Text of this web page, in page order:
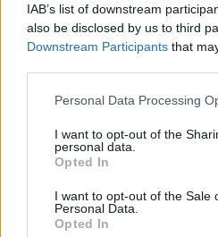
IAB’s list of downstream
also be disclosed by us to third
Downstream Participants that
Please note that this website/
not limited to your visit or usage
grant or deny consent to Google
use your data for below
consent section.
Personal Data Processing
I want to opt-out of the
personal data.
Opted In
I want to opt-out of the Sale
Personal Data.
Opted In
Πλημμύρισαν δρόμοι στα
επιχειρήσεις - Δείτε βίντεο
Βροχές και καταιγίδες
της Δευτέρας στο Ιόνιο -
κακοκαιρία και στην Κέρκυρα